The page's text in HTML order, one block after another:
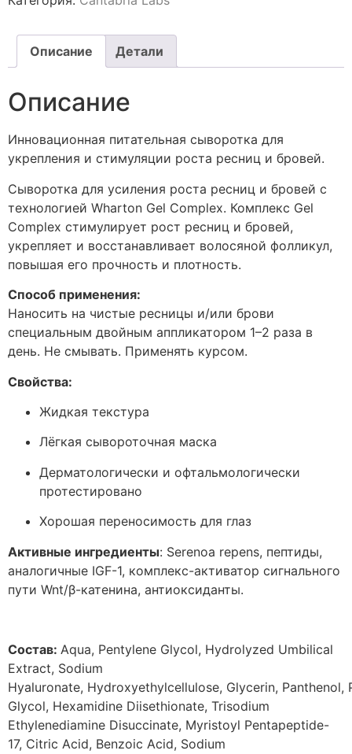
Описание Детали
Описание
Инновационная питательная сыворотка для
укрепления и стимуляции роста ресниц и бровей.
Сыворотка для усиления роста ресниц и бровей с
технологией Wharton Gel Complex. Комплекс Gel
Complex стимулирует рост ресниц и бровей,
укрепляет и восстанавливает волосяной фолликул,
повышая его прочность и плотность.
Способ применения:
Наносить на чистые ресницы и/или брови
специальным двойным аппликатором 1–2 раза в
день. Не смывать. Применять курсом.
Свойства:
Жидкая текстура
Лёгкая сывороточная маска
Дерматологически и офтальмологически
протестировано
Хорошая переносимость для глаз
Активные ингредиенты: Serenoa repens, пептиды,
аналогичные IGF-1, комплекс-активатор сигнального
пути Wnt/β-катенина, антиоксиданты.
Состав: Aqua, Pentylene Glycol, Hydrolyzed Umbilical
Extract, Sodium
Hyaluronate, Hydroxyethylcellulose, Glycerin, Panthenol,
Glycol, Hexamidine Diisethionate, Trisodium
Ethylenediamine Disuccinate, Myristoyl Pentapeptide-
17, Citric Acid, Benzoic Acid, Sodium